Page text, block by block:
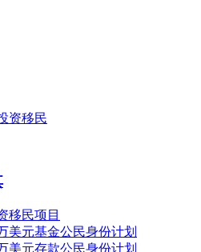
资移民
移民项目
美元基金公民身份计划
美元存款公民身份计划